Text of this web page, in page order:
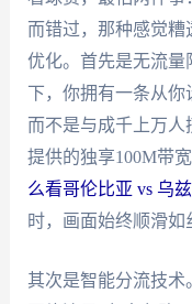
而错过，那种感觉
优化。首先是无流量
下，你拥有一条从你
而不是与成千上万人
提供的独享100M带
么看哥伦比亚 vs 乌
时，画面始终顺滑如
其次是智能分流技